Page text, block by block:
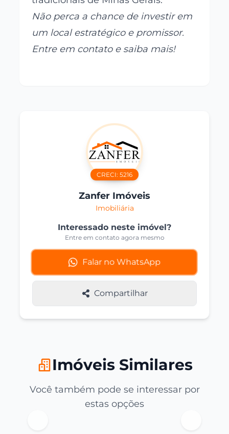
Não perca a chance de investir em
um local estratégico e promissor.
Entre em contato e saiba mais!
CRECI: 5216
Zanfer Imóveis
Imobiliária
Interessado neste imóvel?
Entre em contato agora mesmo
Falar no WhatsApp
Compartilhar
Imóveis Similares
Você também pode se interessar por
estas opções